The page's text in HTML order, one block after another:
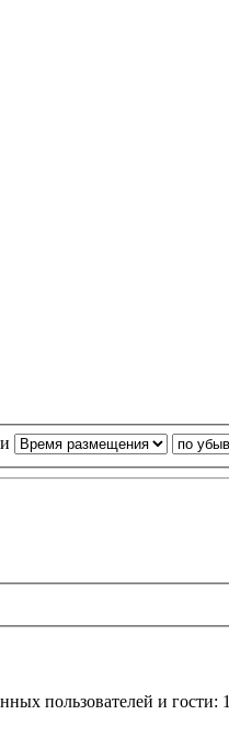
пользователей и гости: 1